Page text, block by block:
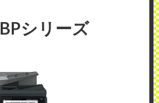
シリーズ